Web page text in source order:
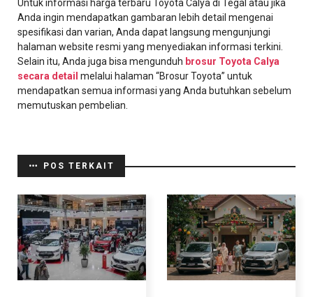
Untuk informasi harga terbaru Toyota Calya di Tegal atau jika
Anda ingin mendapatkan gambaran lebih detail mengenai
spesifikasi dan varian, Anda dapat langsung mengunjungi
halaman website resmi yang menyediakan informasi terkini.
Selain itu, Anda juga bisa mengunduh brosur Toyota Calya
secara detail melalui halaman “Brosur Toyota” untuk
mendapatkan semua informasi yang Anda butuhkan sebelum
memutuskan pembelian.
POS TERKAIT